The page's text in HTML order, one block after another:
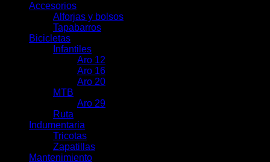
Accesorios
Alforjas y bolsos
Tapabarros
Bicicletas
Infantiles
Aro 12
Aro 16
Aro 20
MTB
Aro 29
Ruta
Indumentaria
Tricotas
Zapatillas
Mantenimiento